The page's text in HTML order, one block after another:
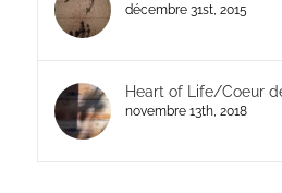
décembre 31st, 2015
Heart of Life/Coeur
novembre 13th, 2018